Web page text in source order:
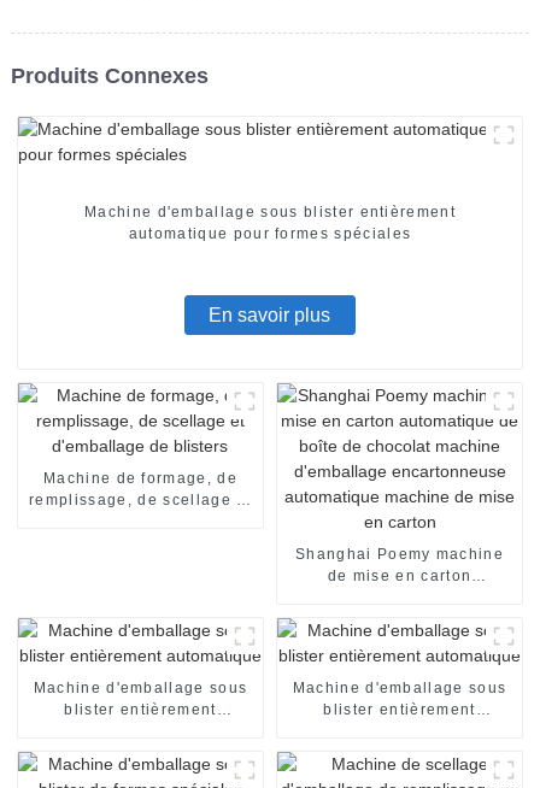
Produits Connexes
Machine d'emballage sous blister entièrement
automatique pour formes spéciales
En savoir plus
Machine de formage, de
remplissage, de scellage et
Shanghai Poemy machine
de mise en carton
d'emballage encartonneuse
automatique machine de
mise en carton
Machine d'emballage sous
blister entièrement
Machine d'emballage sous
blister entièrement